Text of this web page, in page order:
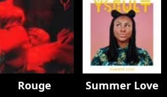
Rouge Summer Love